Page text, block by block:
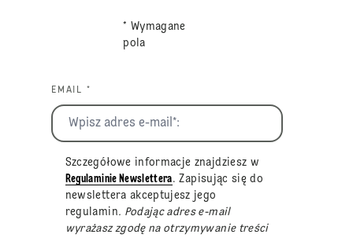
* Wymagane
pola
EMAIL *
Szczegółowe informacje znajdziesz w
Regulaminie Newslettera. Zapisując się do
newslettera akceptujesz jego
regulamin. Podając adres e-mail
wyrażasz zgodę na otrzymywanie treści